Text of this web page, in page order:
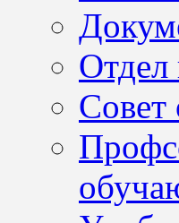
Отдел